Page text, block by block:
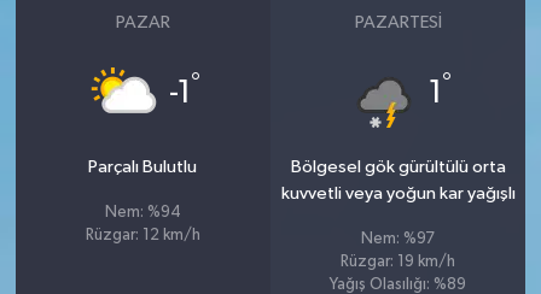
PAZAR
-1 °
Parçalı Bulutlu
Nem: %94
Rüzgar: 12 km/h
PAZARTESI
1 °
Bölgesel gök gürültülü orta
kuvvetli veya yoğun kar yağışlı
Nem: %97
Rüzgar: 19 km/h
Yağış Olasılığı: %89